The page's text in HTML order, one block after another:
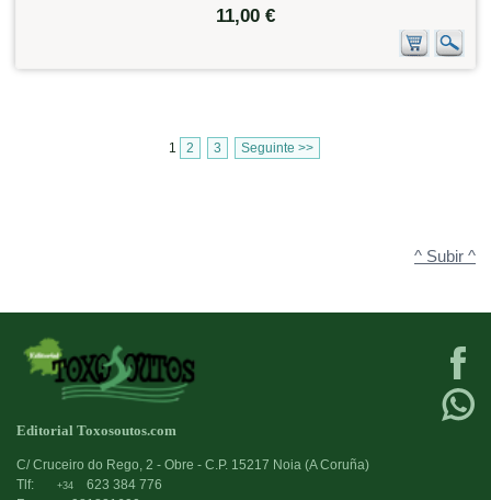
11,00 €
1 2 3 Seguinte >>
^ Subir ^
Editorial Toxosoutos.com
C/ Cruceiro do Rego, 2 - Obre - C.P. 15217 Noia (A Coruña)
Tlf:
+34
623 384 776